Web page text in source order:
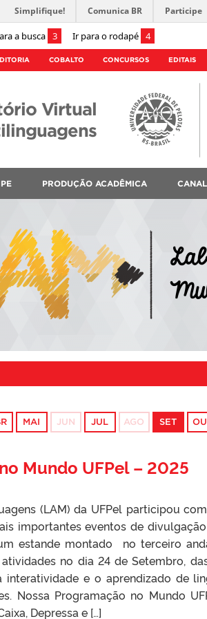
a busca 3 Ir para o rodapé 4
Simplifique! Comunica BR Participe
COBALTO CONCURSOS EDITAIS
Virtual
PRODUÇÃO ACADÊMICA
MAI JUN JUL AGO SET
Mundo UFPel – 2025
(LAM) da UFPel participou
importantes eventos de
estande montado no terceiro
no dia 24 de Setembro,
e o aprendizado de
Nossa Programação no Mundo
Depressa e […]